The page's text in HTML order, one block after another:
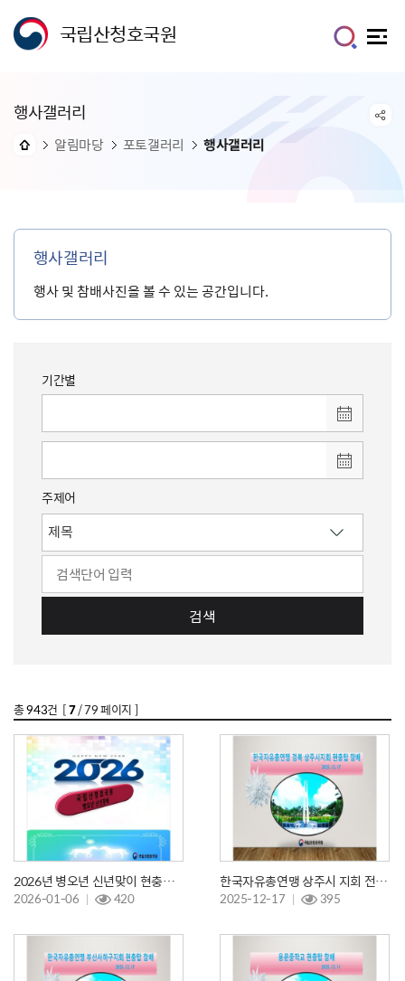
국립산청호국원
행사갤러리
알림마당 포토갤러리 행사갤러리
행사갤러리
행사 및 참배사진을 볼 수 있는 공간입니다.
기간별
주제어
검색
총943건 [7/ 79 페이지 ]
2026년 병오년 신년맞이 현충탑참배
2026-01-06 420
한국자유총연맹 상주시 지회 전적지순례
2025-12-17 395